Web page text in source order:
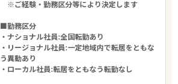
※ご経験・勤務区分等により決定します
■勤務区分
・ナショナル社員:全国転勤あり
・リージョナル社員:一定地域内で転居をともな
う異動あり
・ローカル社員:転居をともなう転勤なし